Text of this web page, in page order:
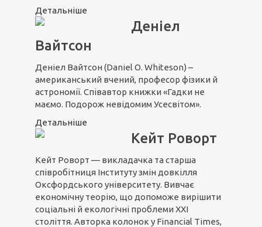
Детальніше
Деніел
Вайтсон
Деніел Вайтсон (Daniel O. Whiteson) –
американський вчений, професор фізики й
астрономії. Співавтор книжки «Гадки не
маємо. Подорож невідомим Усесвітом».
Детальніше
Кейт Роворт
Кейт Роворт — викладачка та старша
співробітниця Інституту змін довкілля
Оксфордського університету. Вивчає
економічну теорію, що допоможе вирішити
соціальні й екологічні проблеми ХХІ
століття. Авторка колонок у Financial Times,